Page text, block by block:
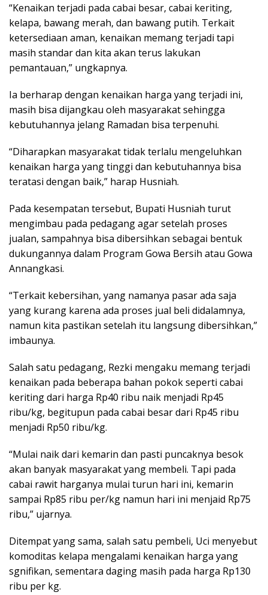
“Kenaikan terjadi pada cabai besar, cabai keriting,
kelapa, bawang merah, dan bawang putih. Terkait
ketersediaan aman, kenaikan memang terjadi tapi
masih standar dan kita akan terus lakukan
pemantauan,” ungkapnya.
Ia berharap dengan kenaikan harga yang terjadi ini,
masih bisa dijangkau oleh masyarakat sehingga
kebutuhannya jelang Ramadan bisa terpenuhi.
“Diharapkan masyarakat tidak terlalu mengeluhkan
kenaikan harga yang tinggi dan kebutuhannya bisa
teratasi dengan baik,” harap Husniah.
Pada kesempatan tersebut, Bupati Husniah turut
mengimbau pada pedagang agar setelah proses
jualan, sampahnya bisa dibersihkan sebagai bentuk
dukungannya dalam Program Gowa Bersih atau Gowa
Annangkasi.
“Terkait kebersihan, yang namanya pasar ada saja
yang kurang karena ada proses jual beli didalamnya,
namun kita pastikan setelah itu langsung dibersihkan,”
imbaunya.
Salah satu pedagang, Rezki mengaku memang terjadi
kenaikan pada beberapa bahan pokok seperti cabai
keriting dari harga Rp40 ribu naik menjadi Rp45
ribu/kg, begitupun pada cabai besar dari Rp45 ribu
menjadi Rp50 ribu/kg.
“Mulai naik dari kemarin dan pasti puncaknya besok
akan banyak masyarakat yang membeli. Tapi pada
cabai rawit harganya mulai turun hari ini, kemarin
sampai Rp85 ribu per/kg namun hari ini menjaid Rp75
ribu,” ujarnya.
Ditempat yang sama, salah satu pembeli, Uci menyebut
komoditas kelapa mengalami kenaikan harga yang
sgnifikan, sementara daging masih pada harga Rp130
ribu per kg.